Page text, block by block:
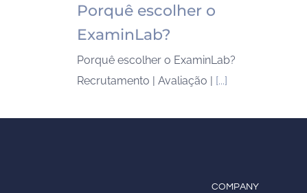
Porquê escolher o
ExaminLab?
Porquê escolher o ExaminLab?
Recrutamento | Avaliação | [...]
COMPANY